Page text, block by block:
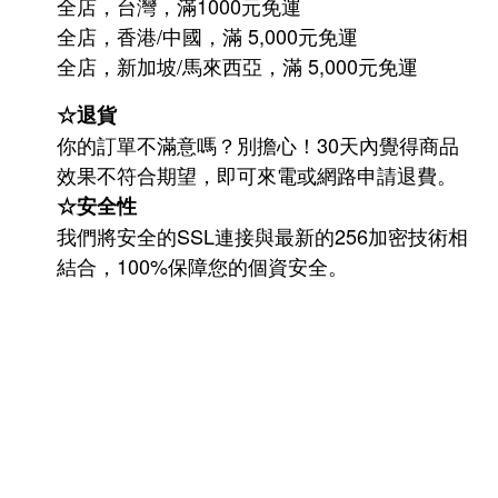
全店，香港/中國，滿 5,000元免運
全店，新加坡/馬來西亞，滿 5,000元免運
☆退貨
你的訂單不滿意嗎？別擔心！30天內覺得商品
效果不符合期望，即可來電或網路申請退費。
☆安全性
我們將安全的SSL連接與最新的256加密技術相
結合，100%保障您的個資安全。